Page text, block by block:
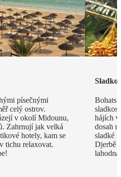
písečnými
celý ostrov.
v okolí Midounu,
Zahrnují jak velká
hotely, kam se
tichu relaxovat.
hájích
dosah
sladké
Djerbě